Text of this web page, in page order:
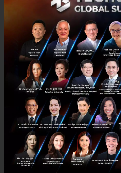
‘AVA’ Fintech Investment ที่น
ลงทุน ส่งคำสั่งซื้อขายได้ไวผ่าน
ไม่กี่ปีมานี้ Investment Fintech ตัวใหม่ๆ
และต่างประเทศ ล่าสุดมีฟินเทคฝีมือคน
Intelligence) เข้ามาใช้กับ Product เกิด
เมษายน 23, 2017| By Phatphicha
16
Tech & Biz AVA FinTech Innovate